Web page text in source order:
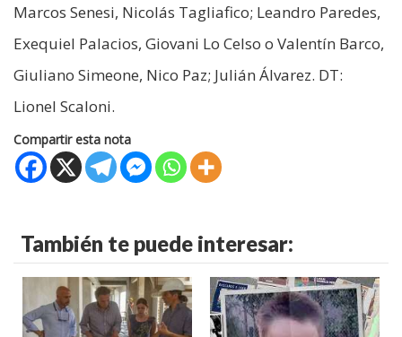
Marcos Senesi, Nicolás Tagliafico; Leandro Paredes,
Exequiel Palacios, Giovani Lo Celso o Valentín Barco,
Giuliano Simeone, Nico Paz; Julián Álvarez. DT:
Lionel Scaloni.
Compartir esta nota
También te puede interesar: